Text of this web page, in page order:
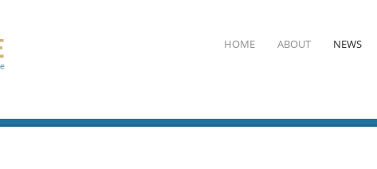
HOME ABOUT NEWS